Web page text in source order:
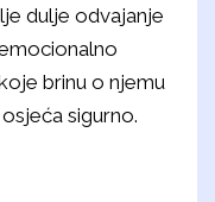
dulje odvajanje
brinu o njemu
sigurno.